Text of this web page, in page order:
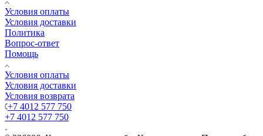
Условия оплаты
Условия доставки
Политика
Вопрос-ответ
Помощь
Условия оплаты
Условия доставки
Условия возврата
+7 4012 577 750
+7 4012 577 750